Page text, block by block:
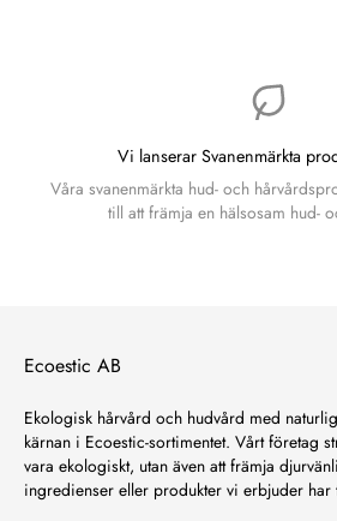
Vi lanserar Svanenmärkta
Våra svanenmärkta hud- och
till att främja en hälsosam hud-
Ecoestic AB
Ekologisk hårvård och hudvård med
kärnan i Ecoestic-sortimentet. Vårt företag
vara ekologiskt, utan även att främja
ingredienser eller produkter vi erbjuder har